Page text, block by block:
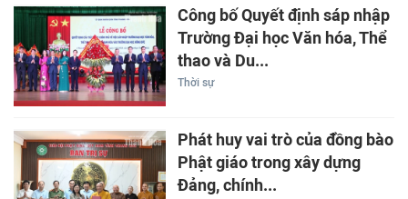
Công bố Quyết định sáp nhập
Trường Đại học Văn hóa, Thể
thao và Du...
Thời sự
Phát huy vai trò của đồng bào
Phật giáo trong xây dựng
Đảng, chính...